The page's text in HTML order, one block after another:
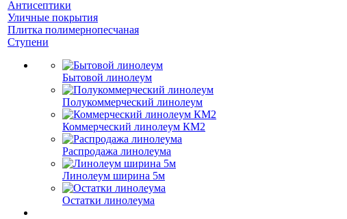
Антисептики
Уличные покрытия
Плитка полимернопесчаная
Ступени
Бытовой линолеум
Полукоммерческий линолеум
Коммерческий линолеум КМ2
Распродажа линолеума
Линолеум ширина 5м
Остатки линолеума